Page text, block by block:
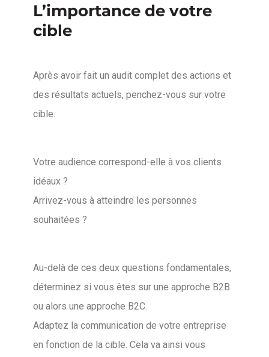
L’importance de votre
cible
Après avoir fait un audit complet des actions et
des résultats actuels, penchez-vous sur votre
cible.
Votre audience correspond-elle à vos clients
idéaux ?
Arrivez-vous à atteindre les personnes
souhaitées ?
Au-delà de ces deux questions fondamentales,
déterminez si vous êtes sur une approche B2B
ou alors une approche B2C.
Adaptez la communication de votre entreprise
en fonction de la cible. Cela va ainsi vous